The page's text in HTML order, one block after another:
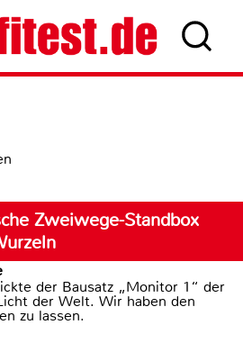
Zweiwege-Standbox
der Bausatz „Monitor 1“ der
der Welt. Wir haben den
zu lassen.